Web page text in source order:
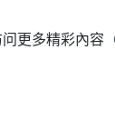
更多精彩內容